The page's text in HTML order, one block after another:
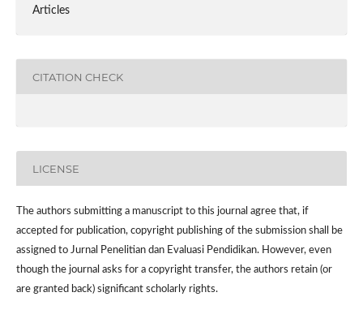
Articles
CITATION CHECK
LICENSE
The authors submitting a manuscript to this journal agree that, if
accepted for publication, copyright publishing of the submission shall be
assigned to Jurnal Penelitian dan Evaluasi Pendidikan. However, even
though the journal asks for a copyright transfer, the authors retain (or
are granted back) significant scholarly rights.